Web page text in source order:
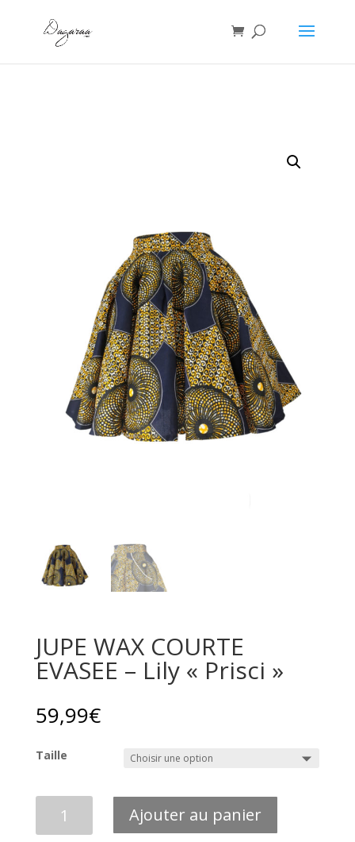
JUPE WAX COURTE
EVASEE – Lily « Prisci »
59,99€
Taille
Ajouter au panier